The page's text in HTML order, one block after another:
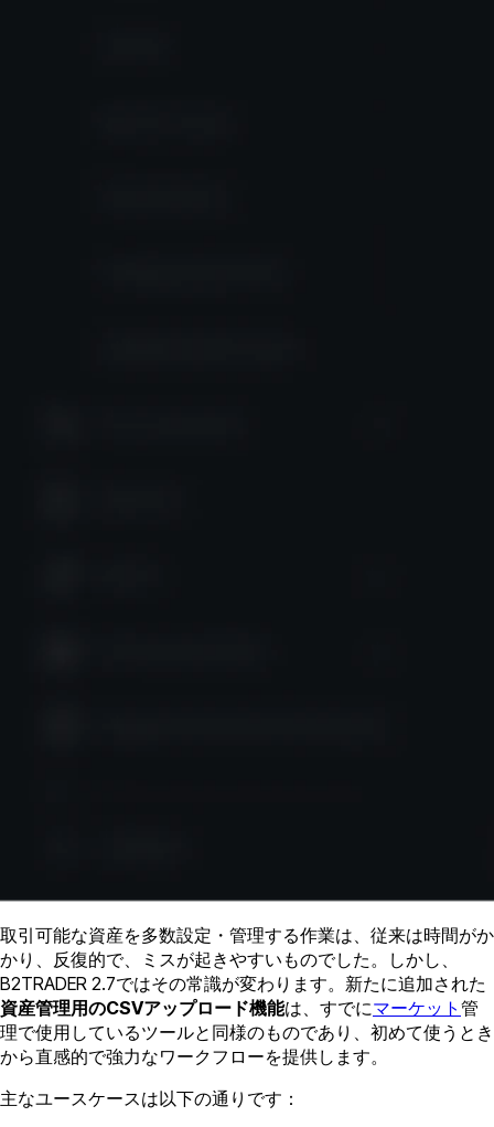
取引可能な資産を多数設定・管理する作業は、従来は時間がか
かり、反復的で、ミスが起きやすいものでした。しかし、
B2TRADER 2.7ではその常識が変わります。新たに追加された
資産管理用のCSVアップロード機能は、すでにマーケット 管
理で使用しているツールと同様のものであり、初めて使うとき
から直感的で強力なワークフローを提供します。
主なユースケースは以下の通りです：